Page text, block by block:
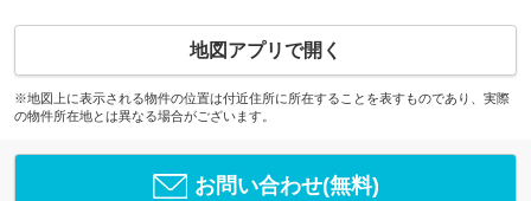
地図アプリで開く
※地図上に表示される物件の位置は付近住所に所在することを表すものであり、実際
の物件所在地とは異なる場合がございます。
お問い合わせ(無料)